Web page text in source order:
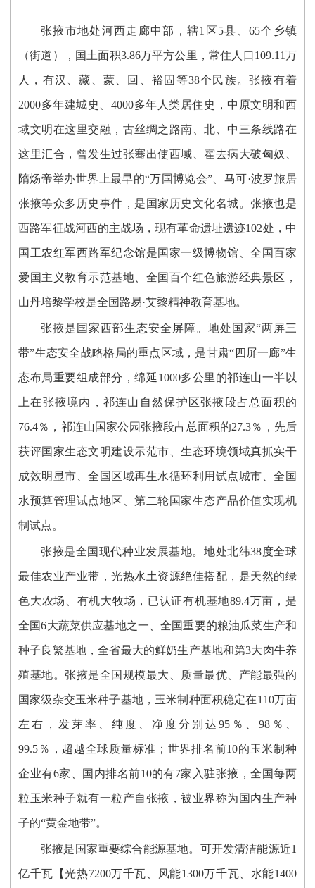
张掖市地处河西走廊中部，辖1区5县、65个乡镇
（街道），国土面积3.86万平方公里，常住 人口109.11万
人 ，有汉、藏、蒙、回、裕固等38个民族。张掖有着
2000多年建城史、4000多年人类居住史，中原文明和西
域文明在这里交融，古丝绸之路南、北、中三条线路在
这里汇合，曾发生过张骞出使西域、霍去病大破匈奴、
隋炀帝举办世界上最早的“万国博览会”、马可·波罗旅居
张掖等众多历史事件，是国家历史文化名城。张掖也是
西路军征战河西的主战场，现有革命遗址遗迹102处，中
国工农红军西路军纪念馆是国家一级博物馆 、全国百家
爱国主义教育示范基地、全国百个红色旅游经典景区，
山丹培黎学校是全国路易·艾黎精神教育基地。
张掖是国家西部生态安全屏障。 地处 国家“两屏三
带”生态安全战略格局的重点区域 ，是甘肃“四屏一廊”生
态布局重要组成部分 ，绵延1000多公里的祁连山一半以
上在张掖境内，祁连山自然保护区张掖段占总面积的
76.4％，祁连山国家公园张掖段占总面积的27.3％， 先后
获评国家生态文明建设示范市、生态环境领域真抓实干
成效明显市、全国区域再生水循环利用试点城市 、全国
水预算管理试点地区、第二轮国家生态产品价值实现机
制试点。
张掖是全国现代种业发展基地。地处北纬38度全球
最佳农业产业带，光热水土资源绝佳搭配，是天然的绿
色大农场、有机大牧场，已认证有机基地89.4万亩，是
全国6大蔬菜供应基地之一 、全国重要的粮油瓜菜生产和
种子良繁基地 ，全省最大的鲜奶生产基地和第3大肉牛养
殖基地。张掖是全国规模最大、质量最优、产能最强的
国家级杂交玉米种子基地，玉米制种面积稳定在110万亩
左右，发芽率、纯度、净度分别达95％、98％、
99.5％，超越全球质量标准；世界排名前10的玉米制种
企业有6家、国内排名前10的有7家入驻张掖，全国每两
粒玉米种子就有一粒产自张掖，被业界称为国内生产种
子的“黄金地带”。
张掖是国家重要综合能源基地。可开发清洁能源近1
亿千瓦 【光热7200万千瓦、风能1300万千瓦、水能1400